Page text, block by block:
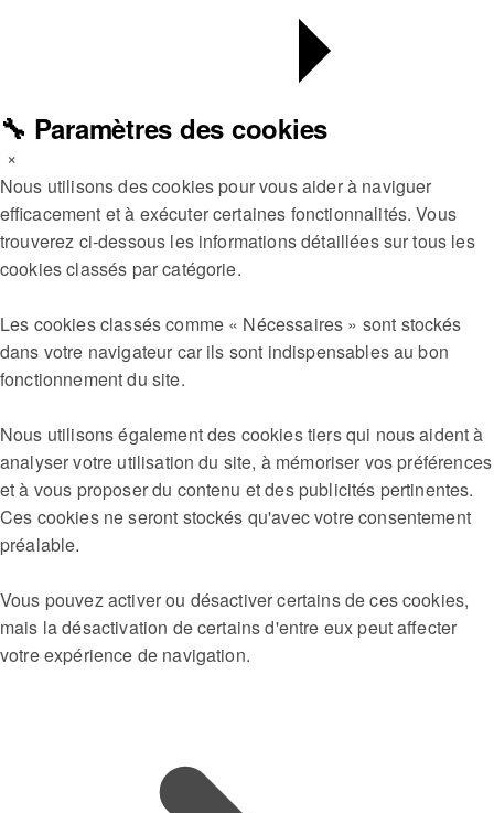
🔧 Paramètres des cookies
×
Nous utilisons des cookies pour vous aider à naviguer
efficacement et à exécuter certaines fonctionnalités. Vous
trouverez ci-dessous les informations détaillées sur tous les
cookies classés par catégorie.
Les cookies classés comme « Nécessaires » sont stockés
dans votre navigateur car ils sont indispensables au bon
fonctionnement du site.
Nous utilisons également des cookies tiers qui nous aident à
analyser votre utilisation du site, à mémoriser vos préférences
et à vous proposer du contenu et des publicités pertinentes.
Ces cookies ne seront stockés qu'avec votre consentement
préalable.
Vous pouvez activer ou désactiver certains de ces cookies,
mais la désactivation de certains d'entre eux peut affecter
votre expérience de navigation.